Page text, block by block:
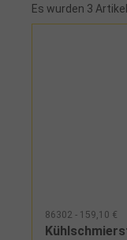
Es wurden 3
86302 - 159,10 €